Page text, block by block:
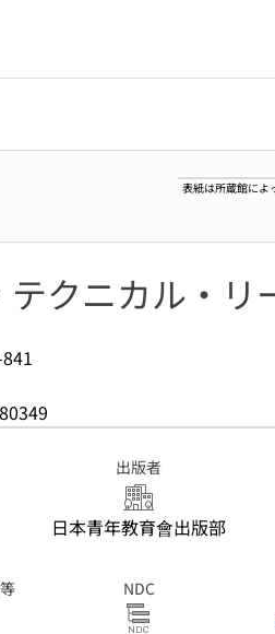
表紙は所蔵館によ
クニカル・リ
出版者
日本青年教育會出版部
NDC